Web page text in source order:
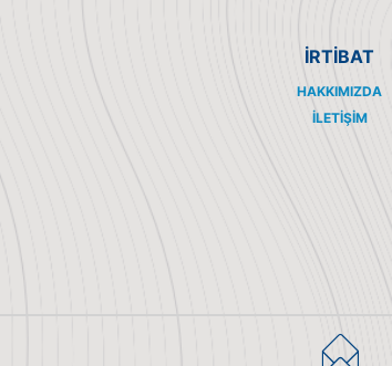
İRTİBAT
HAKKIMIZDA
İLETIŞIM